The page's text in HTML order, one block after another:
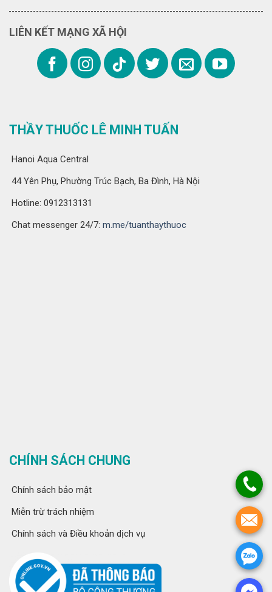
LIÊN KẾT MẠNG XÃ HỘI
THẦY THUỐC LÊ MINH TUẤN
Hanoi Aqua Central
44 Yên Phụ, Phường Trúc Bạch, Ba Đình, Hà Nội
Hotline: 0912313131
Chat messenger 24/7: m.me/tuanthaythuoc
CHÍNH SÁCH CHUNG
Chính sách bảo mật
Miễn trừ trách nhiệm
Chính sách và Điều khoản dịch vụ